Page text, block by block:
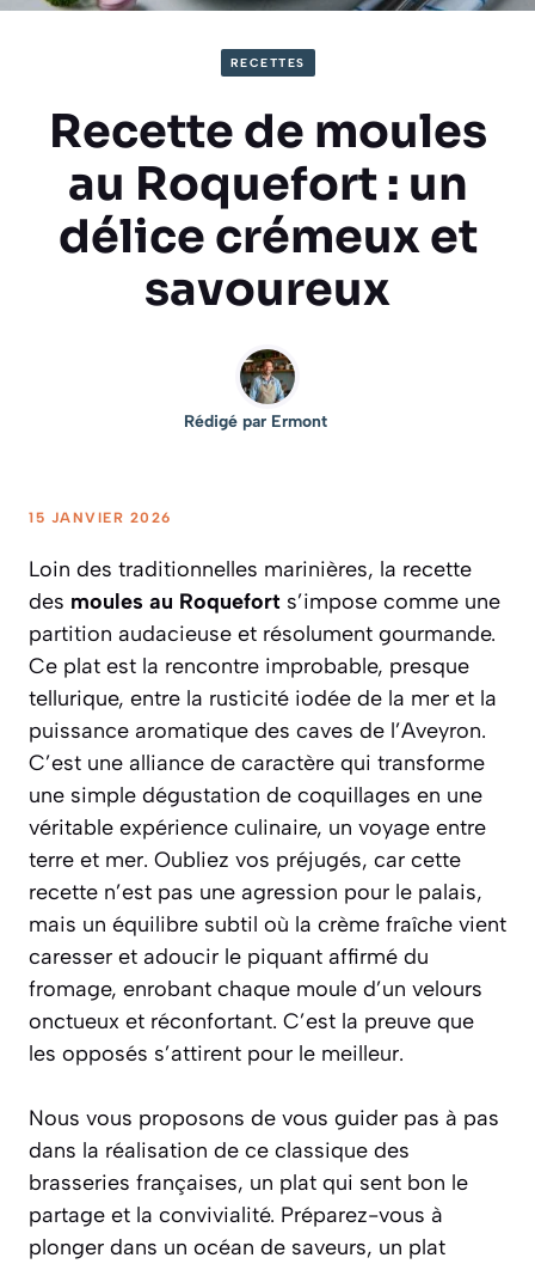
RECETTES
Recette de moules
au Roquefort : un
délice crémeux et
savoureux
Rédigé par Ermont
15 JANVIER 2026
Loin des traditionnelles marinières, la recette
des moules au Roquefort s’impose comme une
partition audacieuse et résolument gourmande.
Ce plat est la rencontre improbable, presque
tellurique, entre la rusticité iodée de la mer et la
puissance aromatique des caves de l’Aveyron.
C’est une alliance de caractère qui transforme
une simple dégustation de coquillages en une
véritable expérience culinaire, un voyage entre
terre et mer. Oubliez vos préjugés, car cette
recette n’est pas une agression pour le palais,
mais un équilibre subtil où la crème fraîche vient
caresser et adoucir le piquant affirmé du
fromage, enrobant chaque moule d’un velours
onctueux et réconfortant. C’est la preuve que
les opposés s’attirent pour le meilleur.
Nous vous proposons de vous guider pas à pas
dans la réalisation de ce classique des
brasseries françaises, un plat qui sent bon le
partage et la convivialité. Préparez-vous à
plonger dans un océan de saveurs, un plat